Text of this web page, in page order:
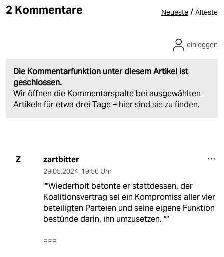
2 Kommentare Neueste / Älteste
Die Kommentarfunktion unter diesem Artikel ist
geschlossen.
Wir öffnen die Kommentarspalte bei ausgewählten
Artikeln für etwa drei Tage – hier sind sie zu finden.
einloggen
Z zartbitter
29.05.2024, 19:56 Uhr
""Wiederholt betonte er stattdessen, der
Koalitionsvertrag sei ein Kompromiss aller vier
beteiligten Parteien und seine eigene Funktion
bestünde darin, ihn umzusetzen. ""
===